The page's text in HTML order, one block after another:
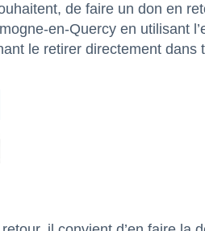
de faire un don en
en-Quercy en utilisant
le retirer directement